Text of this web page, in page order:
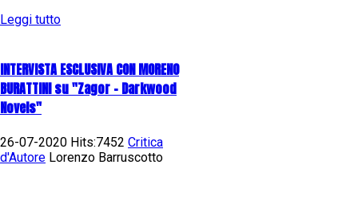
Leggi tutto
INTERVISTA ESCLUSIVA CON MORENO
BURATTINI su "Zagor - Darkwood
Novels"
26-07-2020 Hits:7452 Critica
d'Autore Lorenzo Barruscotto